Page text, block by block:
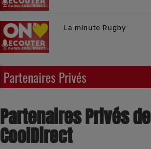
La minute Rugby
Partenaires Privés
Partenaires Privés de
CoolDirect